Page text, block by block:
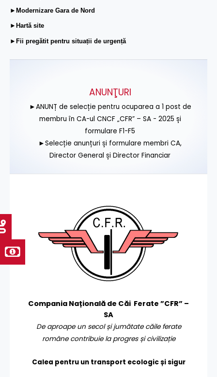
►Modernizare Gara de Nord
►Hartă site
►Fii pregătit pentru situații de urgență
ANUNŢURI
►ANUNȚ de selecție pentru ocuparea a 1 post de
membru în CA-ul CNCF „CFR” – SA - 2025 și
formulare F1-F5
►Selecție anunțuri și formulare membri CA,
Director General și Director Financiar
Compania Națională de Căi Ferate ”CFR” –
SA
De aproape un secol și jumătate căile ferate
române contribuie la progres și civilizație
Calea pentru un transport ecologic și sigur